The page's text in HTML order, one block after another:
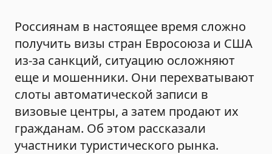
Россиянам в настоящее время сложно
получить визы стран Евросоюза и США
из-за санкций, ситуацию осложняют
еще и мошенники. Они перехватывают
слоты автоматической записи в
визовые центры, а затем продают их
гражданам. Об этом рассказали
участники туристического рынка.